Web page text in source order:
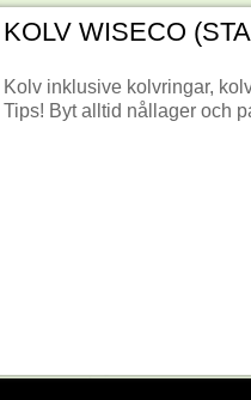
KOLV WISECO
Kolv inklusive kolvringar,
Tips! Byt alltid nållager och